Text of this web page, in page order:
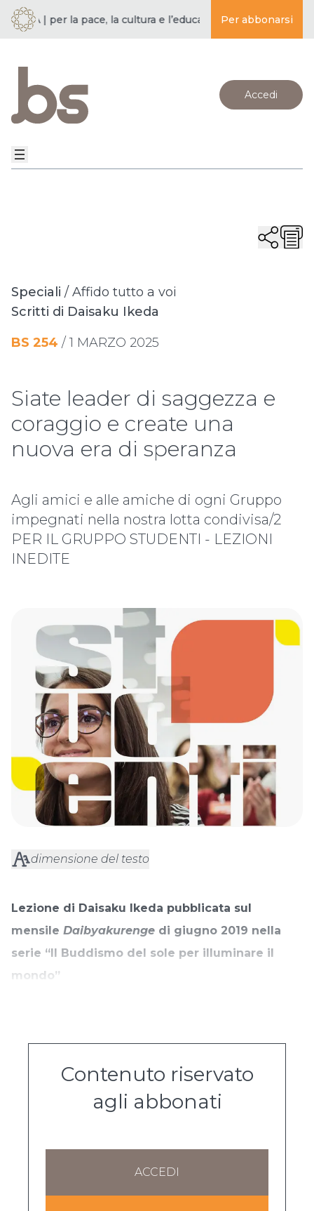
| per la pace, la cultura e l’educazione ·BUDDISMO E
Per abbonarsi
Accedi
Speciali / Affido tutto a voi
Scritti di Daisaku Ikeda
BS 254 / 1 MARZO 2025
Siate leader di saggezza e
coraggio e create una
nuova era di speranza
Agli amici e alle amiche di ogni Gruppo
impegnati nella nostra lotta condivisa/2
PER IL GRUPPO STUDENTI - LEZIONI
INEDITE
dimensione del testo
Lezione di Daisaku Ikeda pubblicata sul
mensile Daibyakurenge di giugno 2019 nella
serie “Il Buddismo del sole per illuminare il
mondo”
Contenuto riservato
agli abbonati
ACCEDI